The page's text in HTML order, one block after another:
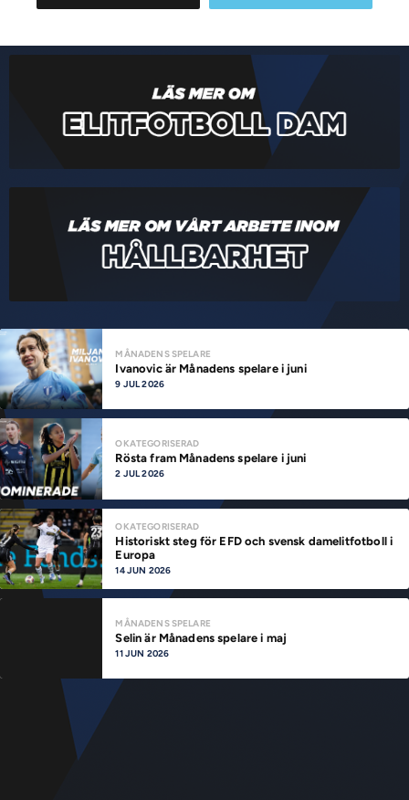
MÅNADENS SPELARE
Ivanovic är Månadens spelare i juni
9 JUL 2026
OKATEGORISERAD
Rösta fram Månadens spelare i juni
2 JUL 2026
OKATEGORISERAD
Historiskt steg för EFD och svensk damelitfotboll i
Europa
14 JUN 2026
MÅNADENS SPELARE
Selin är Månadens spelare i maj
11 JUN 2026